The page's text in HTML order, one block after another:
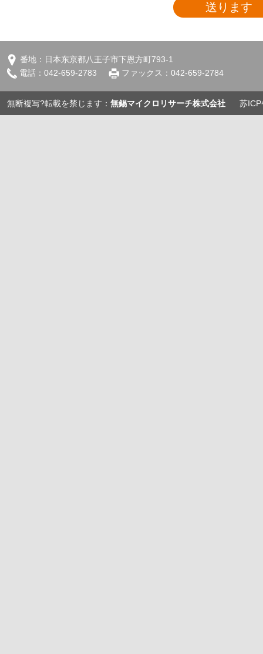
送ります
番地：日本东京都八王子市下恩方町793-1
電話：042-659-2783
ファックス：042-659-2784
無断複写?転載を禁じます： 無錫マイクロリサーチ株式会社 苏